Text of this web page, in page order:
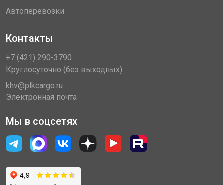
Автоперевозки
Контакты
+7 (421) 290-3790
Круглосуточно (без выходных)
khv@plkcargo.ru
Электронная почта
Мы в соцсетях